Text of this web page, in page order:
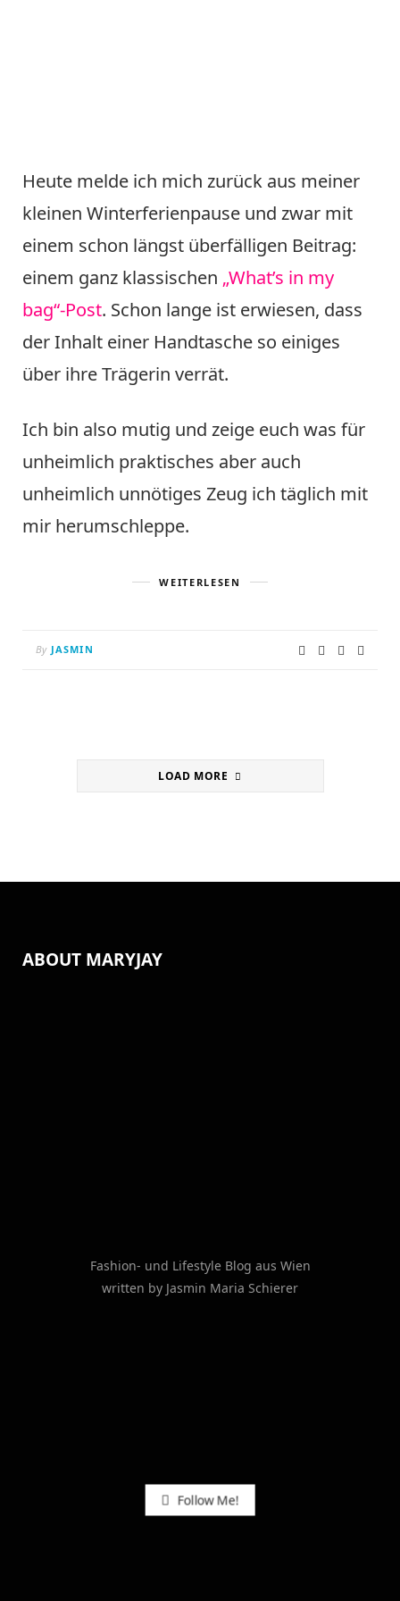
Heute melde ich mich zurück aus meiner
kleinen Winterferienpause und zwar mit
einem schon längst überfälligen Beitrag:
einem ganz klassischen „What’s in my
bag“-Post. Schon lange ist erwiesen, dass
der Inhalt einer Handtasche so einiges
über ihre Trägerin verrät.
Ich bin also mutig und zeige euch was für
unheimlich praktisches aber auch
unheimlich unnötiges Zeug ich täglich mit
mir herumschleppe.
WEITERLESEN
By JASMIN
LOAD MORE
ABOUT MARYJAY
Fashion- und Lifestyle Blog aus Wien
written by Jasmin Maria Schierer
Follow Me!